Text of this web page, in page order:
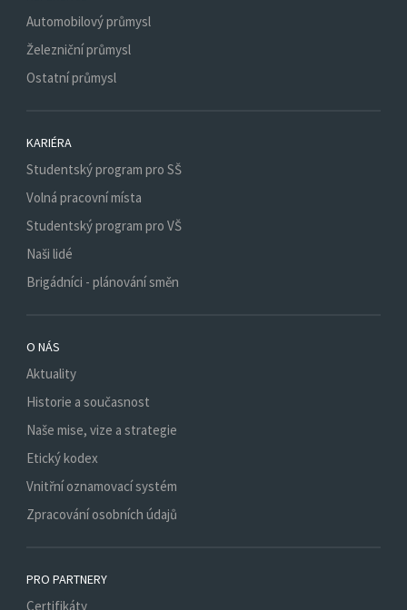
Automobilový průmysl
Železniční průmysl
Ostatní průmysl
KARIÉRA
Studentský program pro SŠ
Volná pracovní místa
Studentský program pro VŠ
Naši lidé
Brigádníci - plánování směn
O NÁS
Aktuality
Historie a současnost
Naše mise, vize a strategie
Etický kodex
Vnitřní oznamovací systém
Zpracování osobních údajů
PRO PARTNERY
Certifikáty